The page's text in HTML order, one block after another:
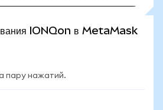
IONQon в MetaMask
пару нажатий.